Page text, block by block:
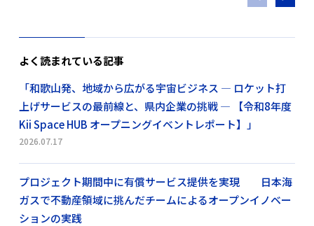
よく読まれている記事
「和歌山発、地域から広がる宇宙ビジネス ― ロケット打
上げサービスの最前線と、県内企業の挑戦 ― 【令和8年度
Kii Space HUB オープニングイベントレポート】」
2026.07.17
プロジェクト期間中に有償サービス提供を実現 日本海
ガスで不動産領域に挑んだチームによるオープンイノベー
ションの実践